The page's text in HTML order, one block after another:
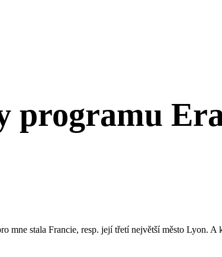
programu
mne stala Francie, resp. její třetí největší město Lyon.